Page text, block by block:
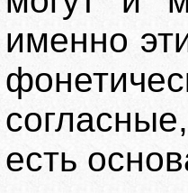
именно
есть